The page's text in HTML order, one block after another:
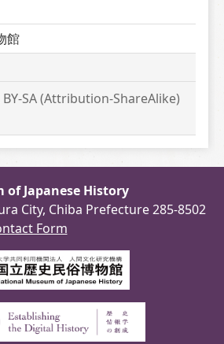
館
BY-SA (Attribution-ShareAlike)
Japanese History
City, Chiba Prefecture 285-8502
Form